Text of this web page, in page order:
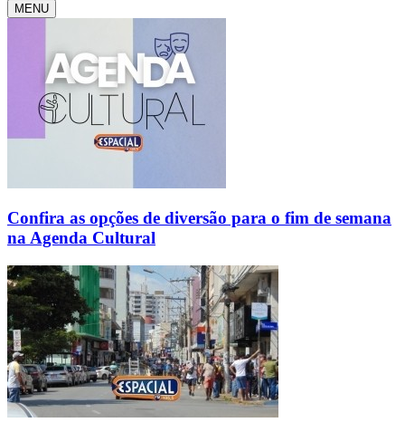
MENU
Confira as opções de diversão para o fim de semana
na Agenda Cultural